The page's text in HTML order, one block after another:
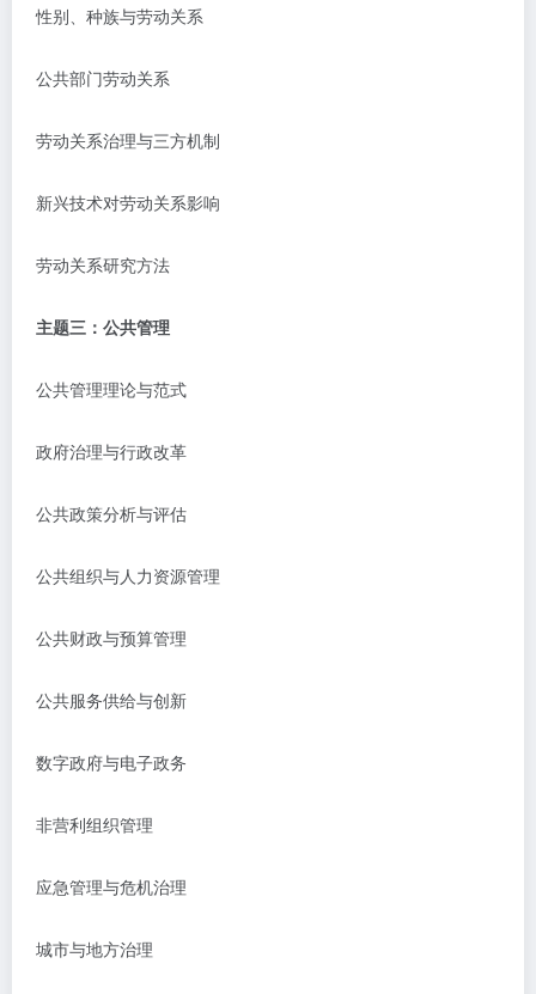
性别、种族与劳动关系
公共部门劳动关系
劳动关系治理与三方机制
新兴技术对劳动关系影响
劳动关系研究方法
主题三：公共管理
公共管理理论与范式
政府治理与行政改革
公共政策分析与评估
公共组织与人力资源管理
公共财政与预算管理
公共服务供给与创新
数字政府与电子政务
非营利组织管理
应急管理与危机治理
城市与地方治理